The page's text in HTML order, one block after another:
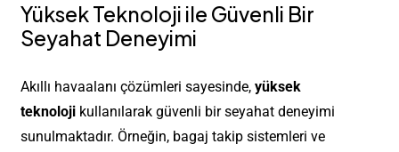
Yüksek Teknoloji ile Güvenli Bir
Seyahat Deneyimi
Akıllı havaalanı çözümleri sayesinde, yüksek
teknolojikullanılarak güvenli bir seyahat deneyimi
sunulmaktadır. Örneğin, bagaj takip sistemleri ve